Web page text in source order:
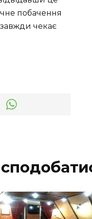
побачення
чекає